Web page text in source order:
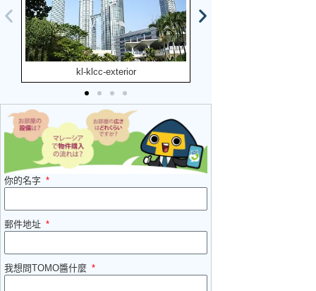
kl-klcc-exterior
你的名字
郵件地址
我想問TOMO醬什麼